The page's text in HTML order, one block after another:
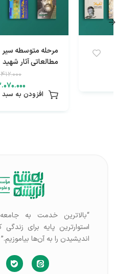
مرحله متوسطه سیر
مطالعاتی آثار شهید
تومان
تومان
افزودن به سبد خرید
“بالاترین خدمت به
استوارترین پایه برای
اندیشیدن را به آن‌ها بیاموزیم.”